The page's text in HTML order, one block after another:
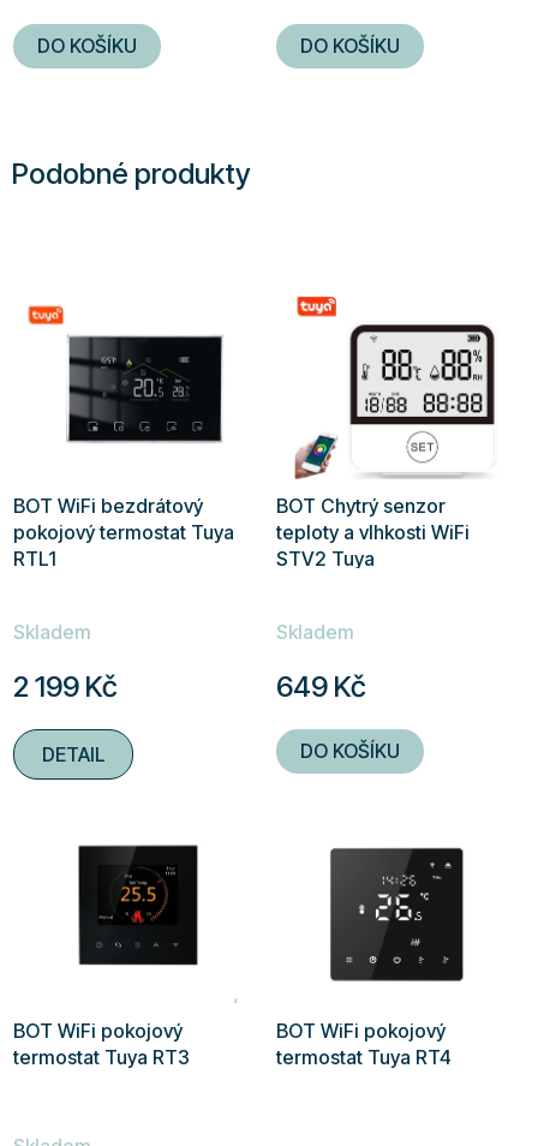
DO KOŠÍKU DO KOŠÍKU
Podobné produkty
BOT WiFi bezdrátový
pokojový termostat Tuya
RTL1
Skladem
2 199 Kč
DETAIL
BOT Chytrý senzor
teploty a vlhkosti WiFi
STV2 Tuya
Skladem
649 Kč
DO KOŠÍKU
BOT WiFi pokojový
termostat Tuya RT3
BOT WiFi pokojový
termostat Tuya RT4